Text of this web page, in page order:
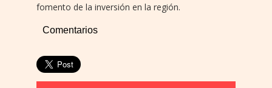
fomento de la inversión en la región.
Comentarios